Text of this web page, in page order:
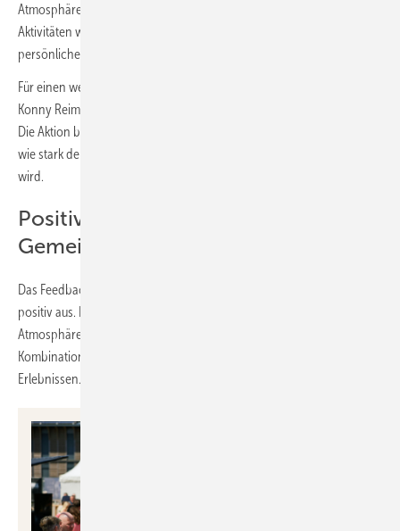
Atmosphäre mit Live-Musik, DJ, BBQ-Stationen und gemeinsamen
Aktivitäten wurde deutlich, was die SHK-Gemeinschaft ausmacht:
persönlicher Austausch, Zusammenhalt und echte Begegnungen.
Für einen weiteren besonderen Moment sorgte die Versteigerung von
Konny Reimanns „Cowboy Stiefeln“ zugunsten eines guten Zwecks.
Die Aktion begeisterte die Gäste und machte einmal mehr deutlich,
wie stark der Gemeinschaftsgedanke innerhalb des Verbunds gelebt
wird.
Positives Fazit und starke
Gemeinschaft
Das Feedback der Teilnehmerinnen und Teilnehmer fiel durchweg
positiv aus. Besonders hervorgehoben wurden die persönliche
Atmosphäre, die hohe Qualität der Gespräche sowie die gelungene
Kombination aus Fachprogramm, Networking und gemeinsamen
Erlebnissen.